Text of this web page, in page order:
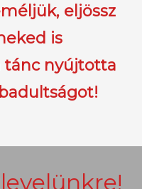
eljössz
is
nyújtotta